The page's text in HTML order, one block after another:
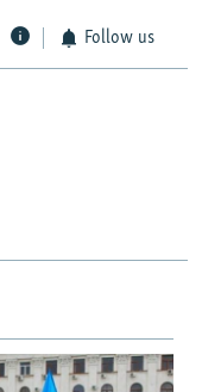
Follow us